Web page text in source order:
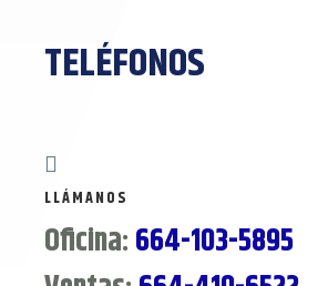
TELÉFONOS

LLÁMANOS
Oficina:664-103-5895